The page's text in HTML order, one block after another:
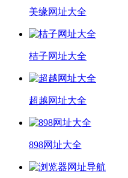
美缘网址大全
桔子网址大全
超越网址大全
898网址大全